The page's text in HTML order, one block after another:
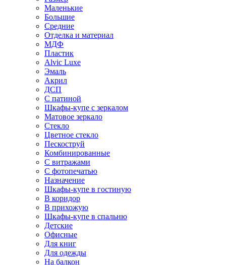
Маленькие
Большие
Средние
Отделка и материал
МДФ
Пластик
Alvic Luxe
Эмаль
Акрил
ДСП
С патиной
Шкафы-купе с зеркалом
Матовое зеркало
Стекло
Цветное стекло
Пескоструй
Комбинированные
С витражами
С фотопечатью
Назначение
Шкафы-купе в гостиную
В коридор
В прихожую
Шкафы-купе в спальню
Детские
Офисные
Для книг
Для одежды
На балкон